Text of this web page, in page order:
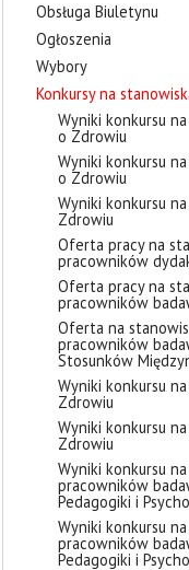
Obsługa Biuletynu
Ogłoszenia
Wybory
Konkursy na
Wyniki konkursu
o Zdrowiu
Wyniki konkursu
o Zdrowiu
Wyniki konkursu
Zdrowiu
Oferta pracy na
pracowników
Oferta pracy na
pracowników
Oferta na
pracowników
Stosunków
Wyniki konkursu
Zdrowiu
Wyniki konkursu
Zdrowiu
Wyniki konkursu
pracowników
Pedagogiki i
Wyniki konkursu
pracowników
Pedagogiki i